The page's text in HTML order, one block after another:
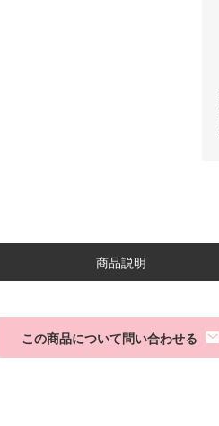
商品説明
この商品について問い合わせる